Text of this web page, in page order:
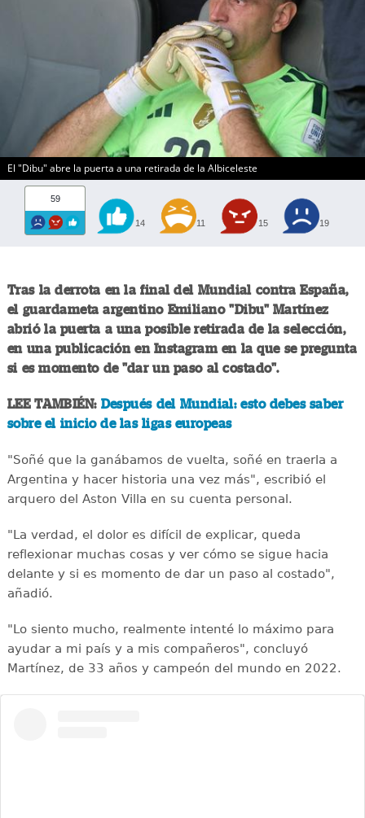
El "Dibu" abre la puerta a una retirada de la Albiceleste
59
14 11 15 19
Tras la derrota en la final del Mundial contra España,
el guardameta argentino Emiliano "Dibu" Martínez
abrió la puerta a una posible retirada de la selección,
en una publicación en Instagram en la que se pregunta
si es momento de "dar un paso al costado".
LEE TAMBIÉN: Después del Mundial: esto debes saber
sobre el inicio de las ligas europeas
"Soñé que la ganábamos de vuelta, soñé en traerla a
Argentina y hacer historia una vez más", escribió el
arquero del Aston Villa en su cuenta personal.
"La verdad, el dolor es difícil de explicar, queda
reflexionar muchas cosas y ver cómo se sigue hacia
delante y si es momento de dar un paso al costado",
añadió.
"Lo siento mucho, realmente intenté lo máximo para
ayudar a mi país y a mis compañeros", concluyó
Martínez, de 33 años y campeón del mundo en 2022.